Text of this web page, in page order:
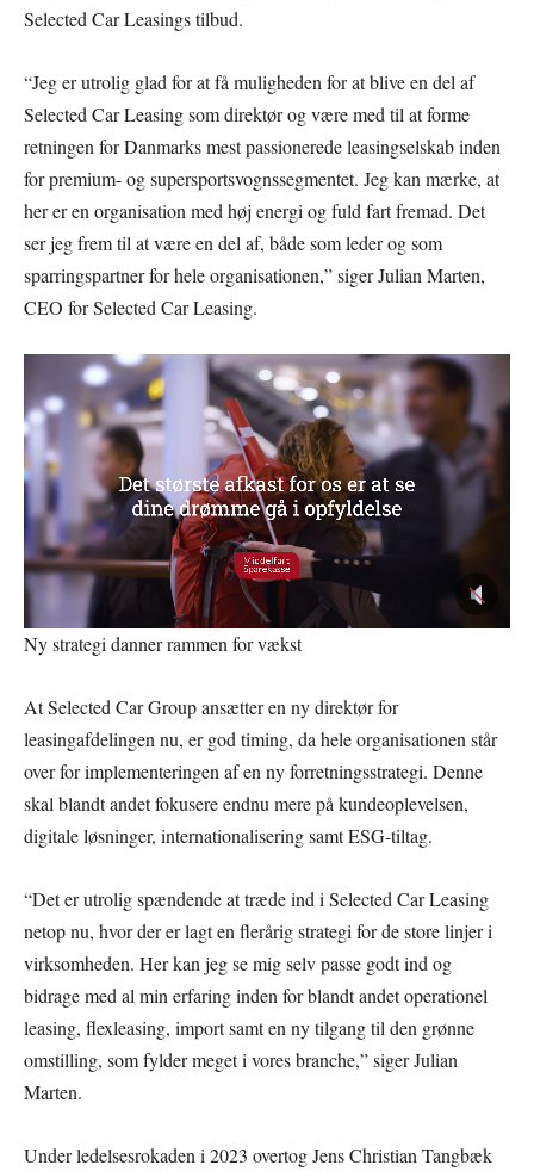
Selected Car Leasings tilbud.
“Jeg er utrolig glad for at få muligheden for at blive en del af
Selected Car Leasing som direktør og være med til at forme
retningen for Danmarks mest passionerede leasingselskab inden
for premium- og supersportsvognssegmentet. Jeg kan mærke, at
her er en organisation med høj energi og fuld fart fremad. Det
ser jeg frem til at være en del af, både som leder og som
sparringspartner for hele organisationen,” siger Julian Marten,
CEO for Selected Car Leasing.
Ny strategi danner rammen for vækst
At Selected Car Group ansætter en ny direktør for
leasingafdelingen nu, er god timing, da hele organisationen står
over for implementeringen af en ny forretningsstrategi. Denne
skal blandt andet fokusere endnu mere på kundeoplevelsen,
digitale løsninger, internationalisering samt ESG-tiltag.
“Det er utrolig spændende at træde ind i Selected Car Leasing
netop nu, hvor der er lagt en flerårig strategi for de store linjer i
virksomheden. Her kan jeg se mig selv passe godt ind og
bidrage med al min erfaring inden for blandt andet operationel
leasing, flexleasing, import samt en ny tilgang til den grønne
omstilling, som fylder meget i vores branche,” siger Julian
Marten.
Under ledelsesrokaden i 2023 overtog Jens Christian Tangbæk